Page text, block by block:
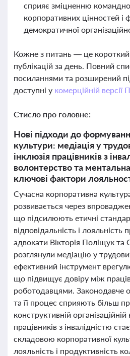
сприяє зміцненню
корпоративних цінностей
демократичної
Кожне з питань — це короткий
публікацій за день. Повний
посиланнями та розширений
доступні у комерційній
Стисло про головне:
Нові підходи до
культури: медіація у
інклюзія працівників з
волонтерство та
ключові фактори
Сучасна корпоративна
розвивається через
що підсилюють етичні
відповідальність і лояльність
адвокати Вікторія Поліщук та
розглянули медіацію у
ефективний інструмент
що підвищує довіру між
роботодавцями. Законодавче
та її процес сприяють більш
конструктивній організаційній
працівників з інвалідністю
складовою корпоративної
лояльність і продуктивність